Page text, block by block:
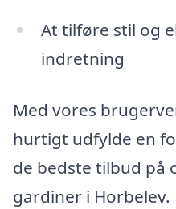
At tilføre stil og
indretning
Med vores
hurtigt udfylde en
de bedste tilbud på
gardiner i Horbelev.